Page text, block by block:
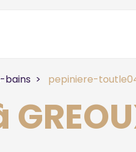
bains pepiniere-